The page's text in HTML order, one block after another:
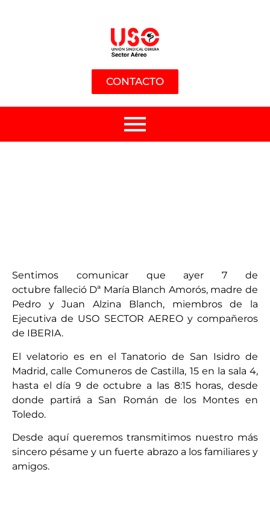
CONTACTO
Sentimos comunicar que ayer 7 de
octubre falleció Dª María Blanch Amorós, madre de
Pedro y Juan Alzina Blanch, miembros de la
Ejecutiva de USO SECTOR AEREO y compañeros
de IBERIA.
El velatorio es en el Tanatorio de San Isidro de
Madrid, calle Comuneros de Castilla, 15 en la sala 4,
hasta el día 9 de octubre a las 8:15 horas, desde
donde partirá a San Román de los Montes en
Toledo.
Desde aquí queremos transmitimos nuestro más
sincero pésame y un fuerte abrazo a los familiares y
amigos.